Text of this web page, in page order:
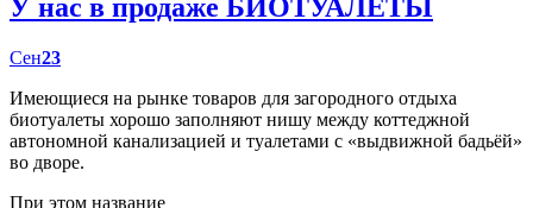
У нас в продаже БИОТУАЛЕТЫ
Сен23
Имеющиеся на рынке товаров для загородного отдыха
биотуалеты хорошо заполняют нишу между коттеджной
автономной канализацией и туалетами с «выдвижной бадьёй»
во дворе.
При этом название